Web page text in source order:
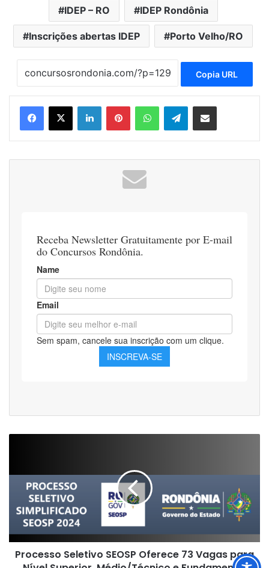
IDEP – RO IDEP Rondônia
Inscrições abertas IDEP Porto Velho/RO
Copia URL
LinkedinPinterestWhatsAppTelegramCompartilhar via e-mail
Oferece
Vagas
para
Nível
Superior,
Médio/Técnico
Processo Seletivo SEOSP Oferece 73 Vagas para